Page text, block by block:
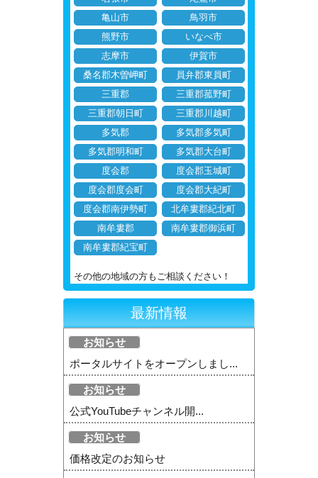
亀山市
鳥羽市
熊野市
いなべ市
志摩市
伊賀市
桑名郡木曽岬町
員弁郡東員町
三重郡
三重郡菰野町
三重郡朝日町
三重郡川越町
多気郡
多気郡多気町
多気郡明和町
多気郡大台町
度会郡
度会郡玉城町
度会郡度会町
度会郡大紀町
度会郡南伊勢町
北牟婁郡紀北町
南牟婁郡
南牟婁郡御浜町
南牟婁郡紀宝町
その他の地域の方もご相談ください！
最新情報
お知らせ
ポータルサイトをオープンしまし...
お知らせ
公式YouTubeチャンネル開...
お知らせ
価格改定のお知らせ